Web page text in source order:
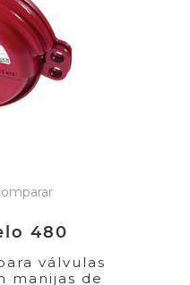
480
válvulas
manijas de